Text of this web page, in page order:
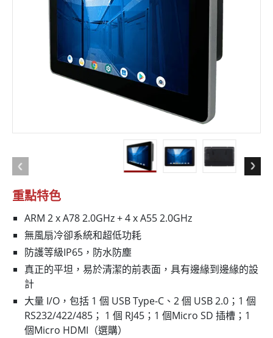
重點特色
ARM 2 x A78 2.0GHz + 4 x A55 2.0GHz
無風扇冷卻系統和超低功耗
防護等級IP65，防水防塵
真正的平坦，易於清潔的前表面，具有邊緣到邊緣的設
計
大量 I/O，包括 1 個 USB Type-C、2 個 USB 2.0；1 個
RS232/422/485； 1 個 RJ45；1 個Micro SD 插槽；1
個Micro HDMI（選購）